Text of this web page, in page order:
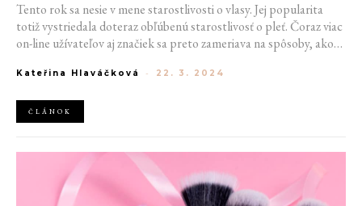
Tento rok sa nesie v mene starostlivosti o vlasy. Jej popularita
totiž vystriedala doteraz obľúbenú starostlivosť o pleť. Čoraz viac
on-line užívateľov aj značiek sa preto zameriava na spôsoby, ako
môžete vyskúšať hneď niekoľko produktov. Vybrať si môžete z
Kateřina Hlaváčková - 22. 3. 2024
ČLÁNOK